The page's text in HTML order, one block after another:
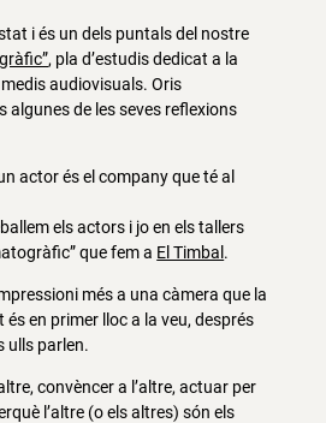
i és un dels puntals del nostre
, pla d’estudis dedicat a la
audiovisuals. Oris
de les seves reflexions
actor és el company que té al
els actors i jo en els tallers
que fem a El Timbal .
més a una càmera que la
en primer lloc a la veu, després
ulls parlen.
convèncer a l’altre, actuar per
l’altre (o els altres) són els